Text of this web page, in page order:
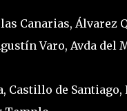
Canarias, Álvarez
Varo, Avda del
Castillo de Santiago,